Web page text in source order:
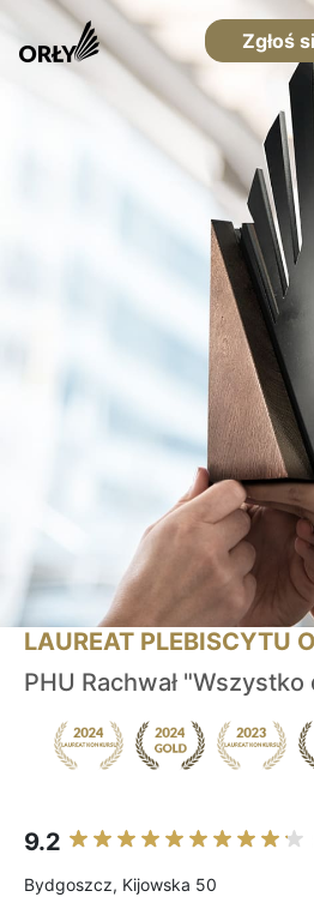
Zgłoś
LAUREAT PLEBISCYTU
PHU Rachwał
9.2
Bydgoszcz, Kijowska 50